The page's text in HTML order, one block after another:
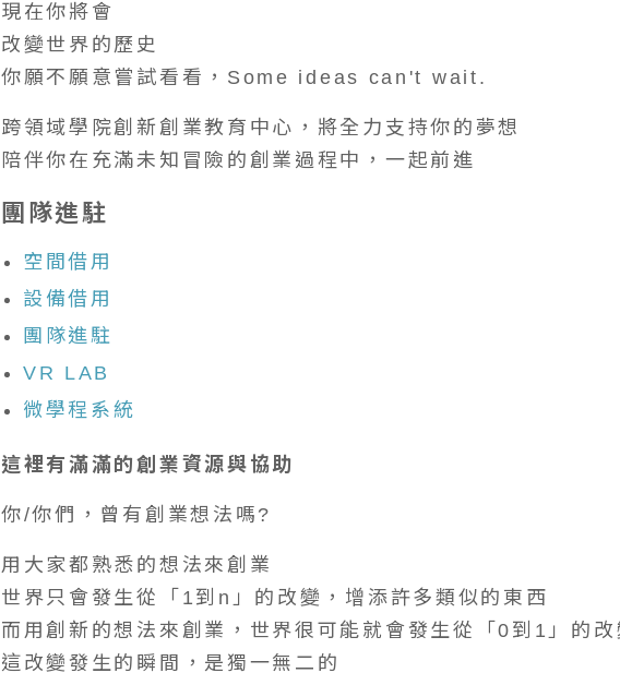
現在你將會
改變世界的歷史
你願不願意嘗試看看，Some ideas can't wait.
跨領域學院創新創業教育中心，將全力支持你的夢想
陪伴你在充滿未知冒險的創業過程中，一起前進
團隊進駐
空間借用
設備借用
團隊進駐
VR LAB
微學程系統
這裡有滿滿的創業資源與協助
你/你們，曾有創業想法嗎?
用大家都熟悉的想法來創業
世界只會發生從「1到n」的改變，增添許多類似的東西
而用創新的想法來創業，世界很可能就會發生從「0到1」的
這改變發生的瞬間，是獨一無二的